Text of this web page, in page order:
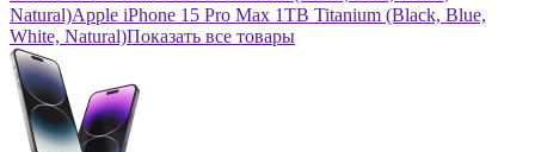
Natural)Apple iPhone 15 Pro Max 1TB Titanium (Black, Blue,
White, Natural)Показать все товары